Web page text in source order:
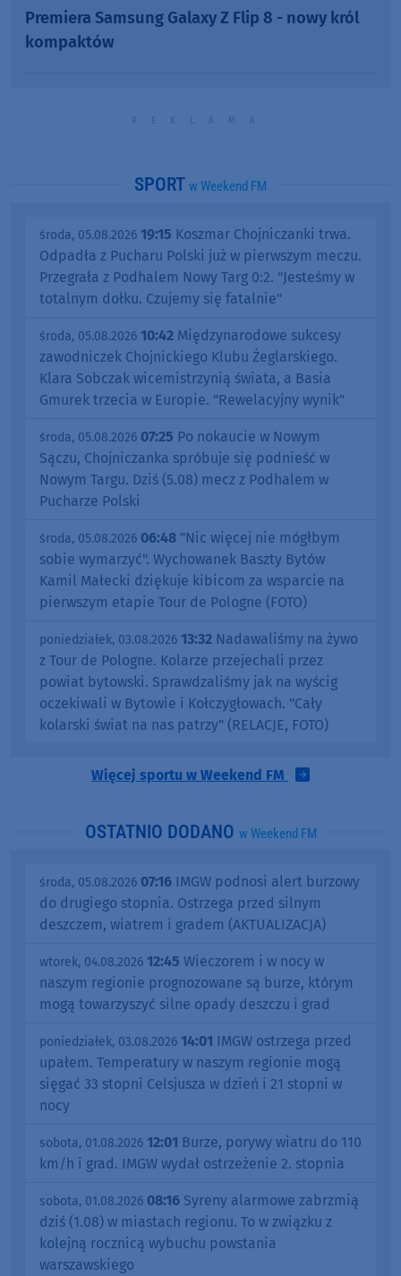
Premiera Samsung Galaxy Z Flip 8 - nowy król
kompaktów
SPORT w Weekend FM
środa, 05.08.2026 19:15 Koszmar Chojniczanki trwa.
Odpadła z Pucharu Polski już w pierwszym meczu.
Przegrała z Podhalem Nowy Targ 0:2. "Jesteśmy w
totalnym dołku. Czujemy się fatalnie"
środa, 05.08.2026 10:42 Międzynarodowe sukcesy
zawodniczek Chojnickiego Klubu Żeglarskiego.
Klara Sobczak wicemistrzynią świata, a Basia
Gmurek trzecia w Europie. "Rewelacyjny wynik"
środa, 05.08.2026 07:25 Po nokaucie w Nowym
Sączu, Chojniczanka spróbuje się podnieść w
Nowym Targu. Dziś (5.08) mecz z Podhalem w
Pucharze Polski
środa, 05.08.2026 06:48 "Nic więcej nie mógłbym
sobie wymarzyć". Wychowanek Baszty Bytów
Kamil Małecki dziękuje kibicom za wsparcie na
pierwszym etapie Tour de Pologne (FOTO)
poniedziałek, 03.08.2026 13:32 Nadawaliśmy na żywo
z Tour de Pologne. Kolarze przejechali przez
powiat bytowski. Sprawdzaliśmy jak na wyścig
oczekiwali w Bytowie i Kołczygłowach. "Cały
kolarski świat na nas patrzy" (RELACJE, FOTO)
Więcej sportu w Weekend FM
OSTATNIO DODANO w Weekend FM
środa, 05.08.2026 07:16 IMGW podnosi alert burzowy
do drugiego stopnia. Ostrzega przed silnym
deszczem, wiatrem i gradem (AKTUALIZACJA)
wtorek, 04.08.2026 12:45 Wieczorem i w nocy w
naszym regionie prognozowane są burze, którym
mogą towarzyszyć silne opady deszczu i grad
poniedziałek, 03.08.2026 14:01 IMGW ostrzega przed
upałem. Temperatury w naszym regionie mogą
sięgać 33 stopni Celsjusza w dzień i 21 stopni w
nocy
sobota, 01.08.2026 12:01 Burze, porywy wiatru do 110
km/h i grad. IMGW wydał ostrzeżenie 2. stopnia
sobota, 01.08.2026 08:16 Syreny alarmowe zabrzmią
dziś (1.08) w miastach regionu. To w związku z
kolejną rocznicą wybuchu powstania
warszawskiego